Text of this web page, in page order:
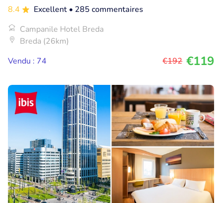
8.4 Excellent • 285 commentaires
Campanile Hotel Breda
Breda (26km)
Vendu : 74
€192 €119